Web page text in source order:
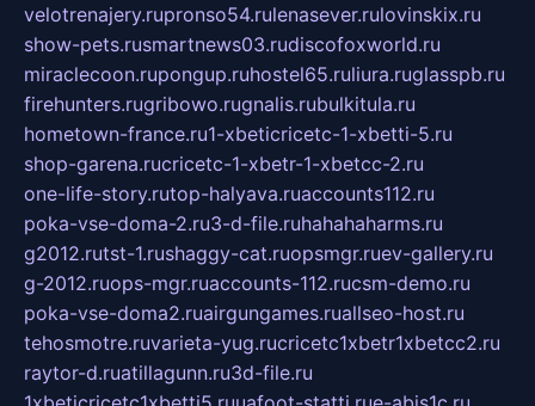
velotrenajery.rupronso54.rulenasever.rulovinskix.ru
show-pets.rusmartnews03.rudiscofoxworld.ru
miraclecoon.rupongup.ruhostel65.ruliura.ruglasspb.ru
firehunters.rugribowo.rugnalis.rubulkitula.ru
hometown-france.ru1-xbeticricetc-1-xbetti-5.ru
shop-garena.rucricetc-1-xbetr-1-xbetcc-2.ru
one-life-story.rutop-halyava.ruaccounts112.ru
poka-vse-doma-2.ru3-d-file.ruhahahaharms.ru
g2012.rutst-1.rushaggy-cat.ruopsmgr.ruev-gallery.ru
g-2012.ruops-mgr.ruaccounts-112.rucsm-demo.ru
poka-vse-doma2.ruairgungames.ruallseo-host.ru
tehosmotre.ruvarieta-yug.rucricetc1xbetr1xbetcc2.ru
raytor-d.ruatillagunn.ru3d-file.ru